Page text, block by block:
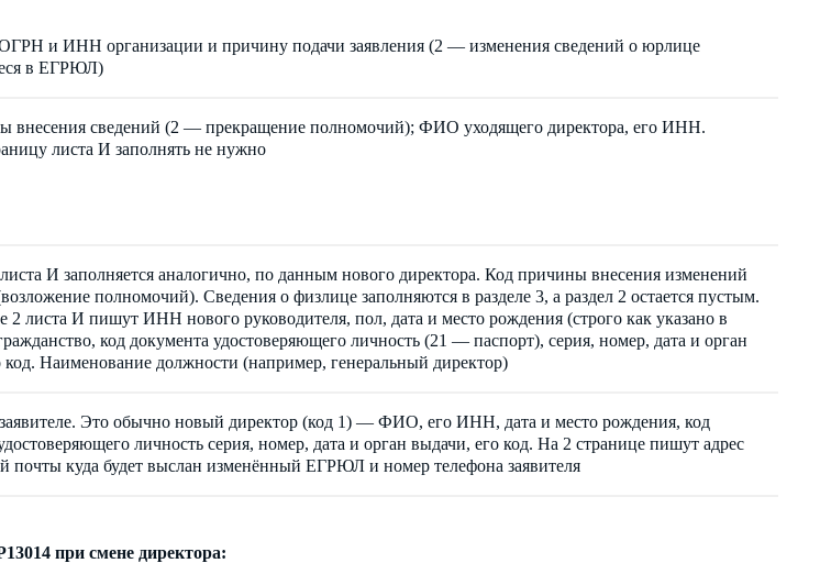
и ИНН организации и причину подачи заявления (2 — изменения сведений о юрлице
в ЕГРЮЛ)
внесения сведений (2 — прекращение полномочий); ФИО уходящего директора, его ИНН.
листа И заполнять не нужно
И заполняется аналогично, по данным нового директора. Код причины внесения изменений
полномочий). Сведения о физлице заполняются в разделе 3, а раздел 2 остается пустым.
2 листа И пишут ИНН нового руководителя, пол, дата и место рождения (строго как указано в
код документа удостоверяющего личность (21 — паспорт), серия, номер, дата и орган
код. Наименование должности (например, генеральный директор)
заявителе. Это обычно новый директор (код 1) — ФИО, его ИНН, дата и место рождения, код
личность серия, номер, дата и орган выдачи, его код. На 2 странице пишут адрес
почты куда будет выслан изменённый ЕГРЮЛ и номер телефона заявителя
при смене директора: